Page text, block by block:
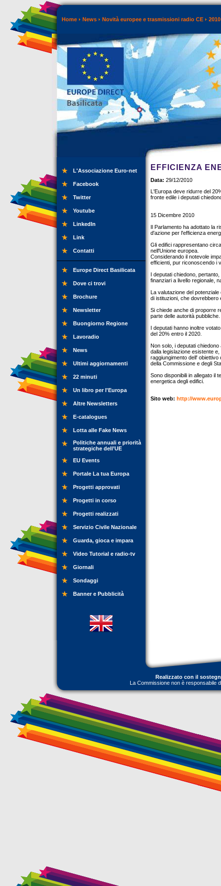
Home News Novità europee e trasmissioni radio CE 2010
L'Associazione Euro-net
Facebook
Twitter
Youtube
LinkedIn
Link
Contatti
Europe Direct Basilicata
Dove ci trovi
Brochure
Newsletter
Buongiorno Regione
Lavoradio
News
Ultimi aggiornamenti
22 minuti
Un libro per l'Europa
Altre Newsletters
E-catalogues
Lotta alle Fake News
Politiche annuali e priorità
strategiche dell’UE
EU Events
Portale La tua Europa
Progetti approvati
Progetti in corso
Progetti realizzati
Servizio Civile Nazionale
Guarda, gioca e impara
Video Tutorial e radio-tv
Giornali
Sondaggi
Banner e Pubblicità
EFFICIENZA
Data: 29/12/2010
L'Europa deve ridurre del
fronte edile i deputati
15 Dicembre 2010
Il Parlamento ha adottato la
d'azione per l'efficienza
Gli edifici rappresentano
nell'Unione europea.
Considerando il notevole
efficienti, pur riconoscendo i
I deputati chiedono,
finanziari a livello regionale,
La valutazione del
di istituzioni, che dovrebbero
Si chiede anche di proporre
parte delle autorità pubbliche.
I deputati hanno inoltre
del 20% entro il 2020.
Non solo, i deputati
dalla legislazione esistente
raggiungimento dell'
della Commissione e degli
Sono disponibili in allegato il
energetica degli edifici.
Sito web: http://
Realizzato con il
La Commissione non è responsabile